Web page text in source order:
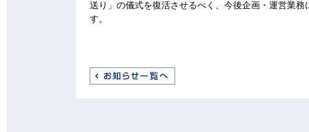
送り」の儀式を復活させるべく、今後企画・運営業
す。